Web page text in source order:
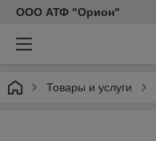
ООО АТФ "Орион"
Товары и услуги